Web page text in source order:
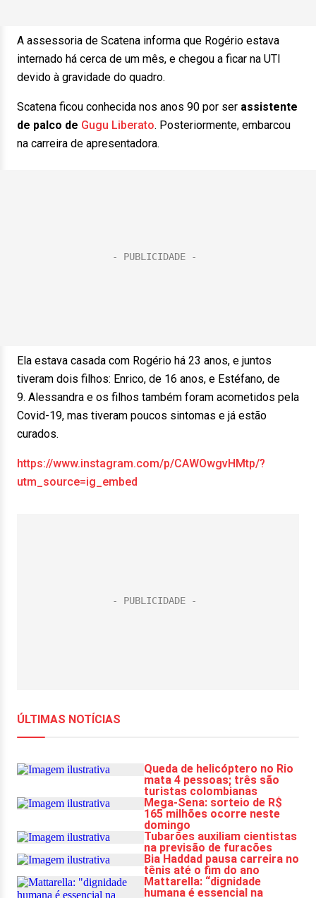
A assessoria de Scatena informa que Rogério estava
internado há cerca de um mês, e chegou a ficar na UTI
devido à gravidade do quadro.
Scatena ficou conhecida nos anos 90 por ser assistente
de palco de Gugu Liberato. Posteriormente, embarcou
na carreira de apresentadora.
Ela estava casada com Rogério há 23 anos, e juntos
tiveram dois filhos: Enrico, de 16 anos, e Estéfano, de
9. Alessandra e os filhos também foram acometidos pela
Covid-19, mas tiveram poucos sintomas e já estão
curados.
https://www.instagram.com/p/CAWOwgvHMtp/?
utm_source=ig_embed